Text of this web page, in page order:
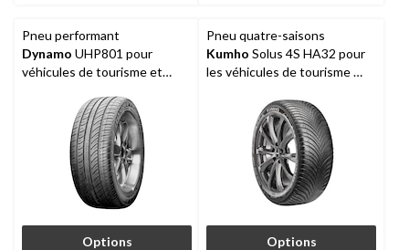
Pneu performant
Dynamo UHP801 pour
véhicules de tourisme et
Options
Pneu quatre-saisons
Kumho Solus 4S HA32 pour
les véhicules de tourisme et
multisegments
Options